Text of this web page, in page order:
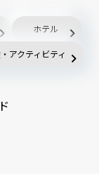
ホテル
アクティビティ